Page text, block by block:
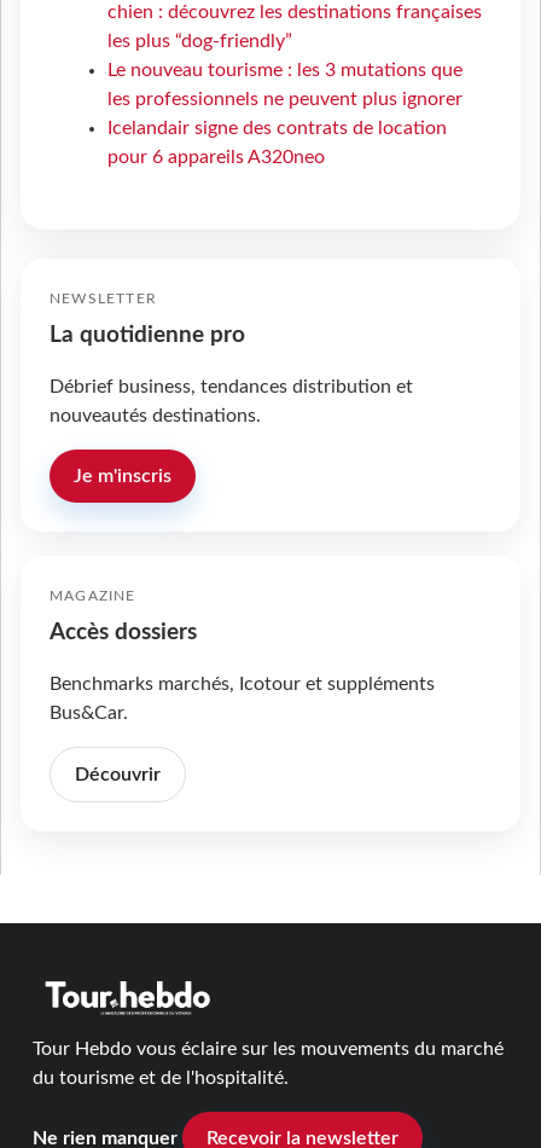
chien : découvrez les destinations françaises
les plus “dog-friendly”
Le nouveau tourisme : les 3 mutations que
les professionnels ne peuvent plus ignorer
Icelandair signe des contrats de location
pour 6 appareils A320neo
NEWSLETTER
La quotidienne pro
Débrief business, tendances distribution et
nouveautés destinations.
Je m'inscris
MAGAZINE
Accès dossiers
Benchmarks marchés, Icotour et suppléments
Bus&Car.
Découvrir
Tour Hebdo vous éclaire sur les mouvements du marché
du tourisme et de l'hospitalité.
Ne rien manquer Recevoir la newsletter